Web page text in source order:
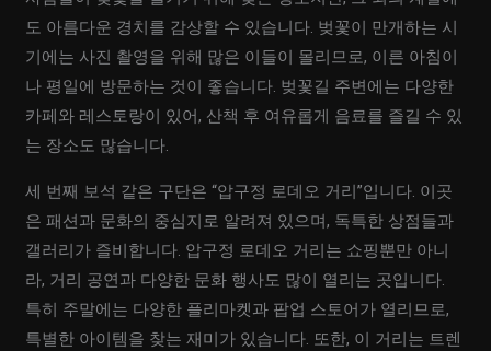
도 아름다운 경치를 감상할 수 있습니다. 벚꽃이 만개하는 시
기에는 사진 촬영을 위해 많은 이들이 몰리므로, 이른 아침이
나 평일에 방문하는 것이 좋습니다. 벚꽃길 주변에는 다양한
카페와 레스토랑이 있어, 산책 후 여유롭게 음료를 즐길 수 있
는 장소도 많습니다.
세 번째 보석 같은 구단은 “압구정 로데오 거리”입니다. 이곳
은 패션과 문화의 중심지로 알려져 있으며, 독특한 상점들과
갤러리가 즐비합니다. 압구정 로데오 거리는 쇼핑뿐만 아니
라, 거리 공연과 다양한 문화 행사도 많이 열리는 곳입니다.
특히 주말에는 다양한 플리마켓과 팝업 스토어가 열리므로,
특별한 아이템을 찾는 재미가 있습니다. 또한, 이 거리는 트렌